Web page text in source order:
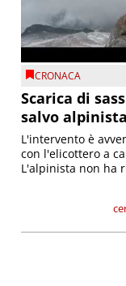
CRONACA
Scarica di
salvo
L'intervento è
con l'elicottero a
L'alpinista non ha